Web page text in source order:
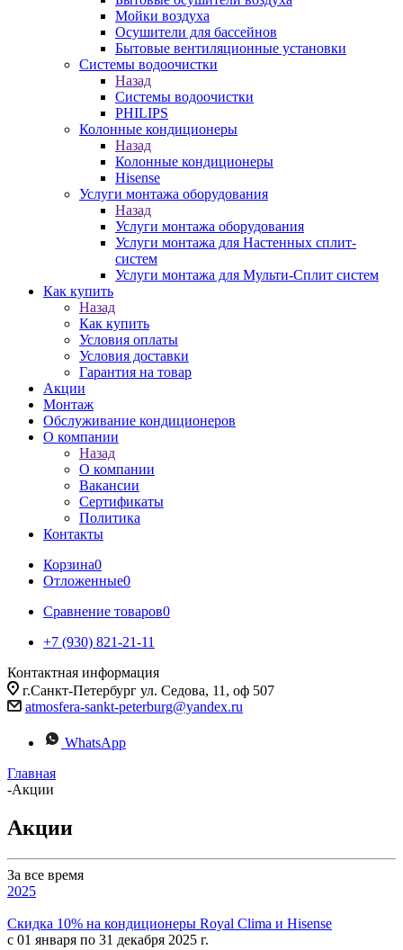
Мойки воздуха
Осушители для бассейнов
Бытовые вентиляционные установки
Системы водоочистки
Назад
Системы водоочистки
PHILIPS
Колонные кондиционеры
Назад
Колонные кондиционеры
Hisense
Услуги монтажа оборудования
Назад
Услуги монтажа оборудования
Услуги монтажа для Настенных сплит-
систем
Услуги монтажа для Мульти-Сплит систем
Как купить
Назад
Как купить
Условия оплаты
Условия доставки
Гарантия на товар
Акции
Монтаж
Обслуживание кондиционеров
О компании
Назад
О компании
Вакансии
Сертификаты
Политика
Контакты
Корзина0
Отложенные0
Сравнение товаров0
+7 (930) 821-21-11
Контактная информация
г.Санкт-Петербург ул. Седова, 11, оф 507
atmosfera-sankt-peterburg@yandex.ru
WhatsApp
Главная
-Акции
Акции
За все время
2025
Скидка 10% на кондиционеры Royal Clima и Hisense
с 01 января по 31 декабря 2025 г.